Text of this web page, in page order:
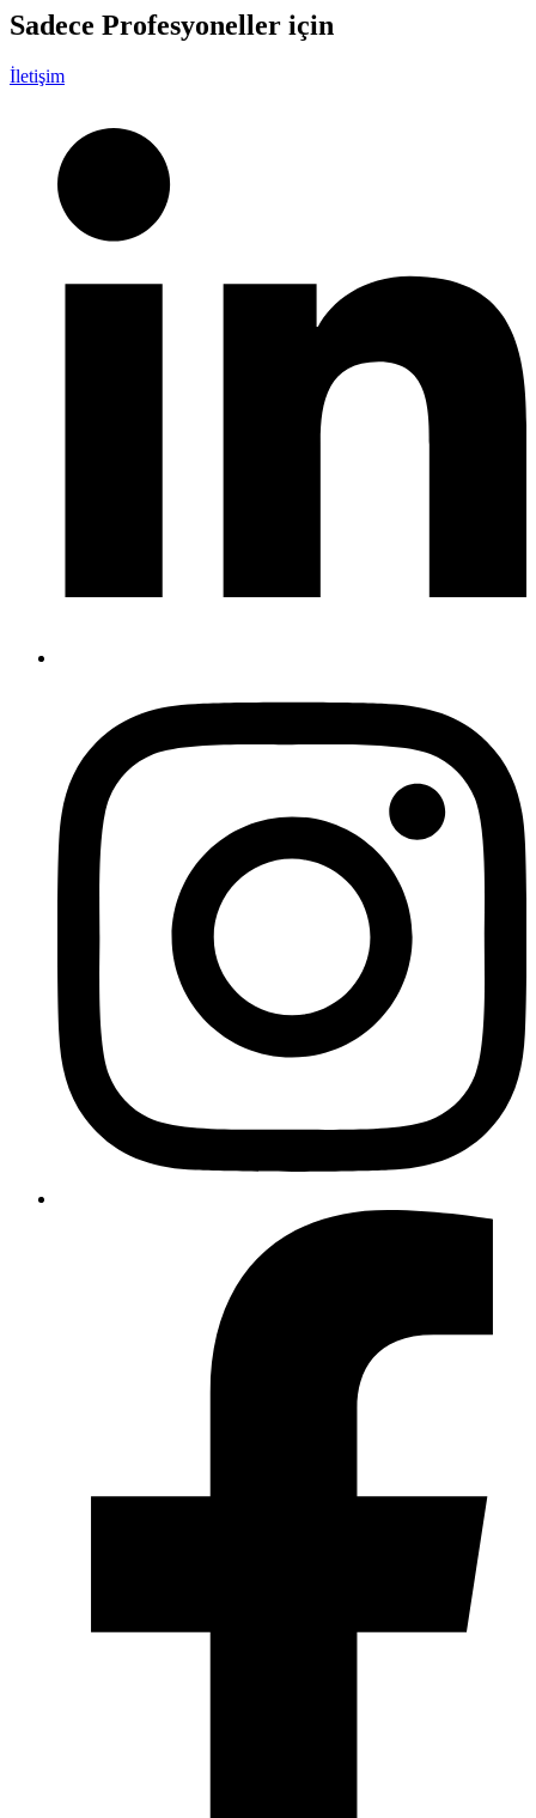
Sadece Profesyoneller için
İletişim